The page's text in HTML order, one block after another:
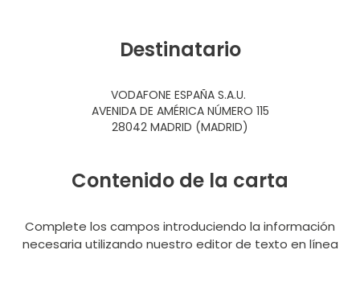
Destinatario
VODAFONE ESPAÑA S.A.U.
AVENIDA DE AMÉRICA NÚMERO 115
28042 MADRID (MADRID)
Contenido de la carta
Complete los campos introduciendo la información
necesaria utilizando nuestro editor de texto en línea